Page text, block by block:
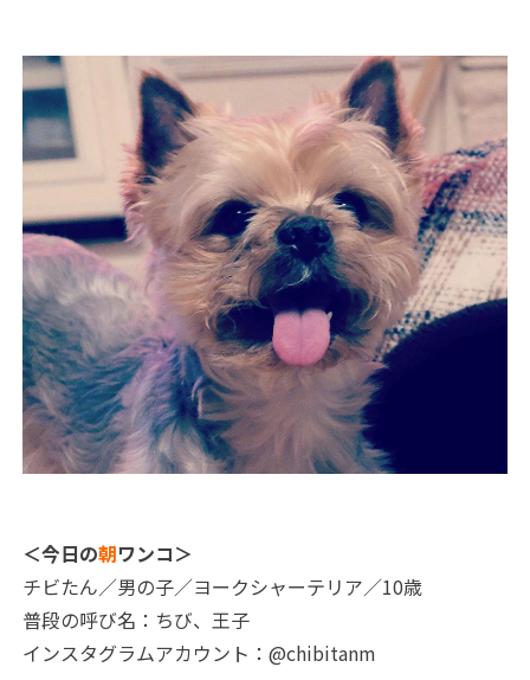
＜今日の朝ワンコ＞
チビたん／男の子／ヨークシャーテリア／10歳
普段の呼び名：ちび、王子
インスタグラムアカウント：@chibitanm